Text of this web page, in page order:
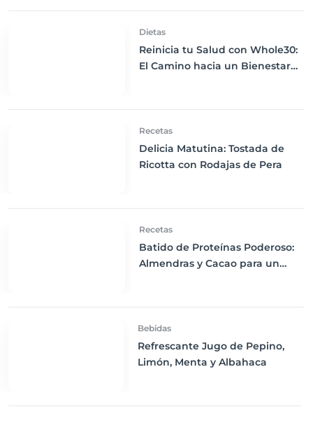
Dietas
Reinicia tu Salud con Whole30:
El Camino hacia un Bienestar
Recetas
Delicia Matutina: Tostada de
Ricotta con Rodajas de Pera
Recetas
Batido de Proteínas Poderoso:
Almendras y Cacao para un
Bebidas
Refrescante Jugo de Pepino,
Limón, Menta y Albahaca